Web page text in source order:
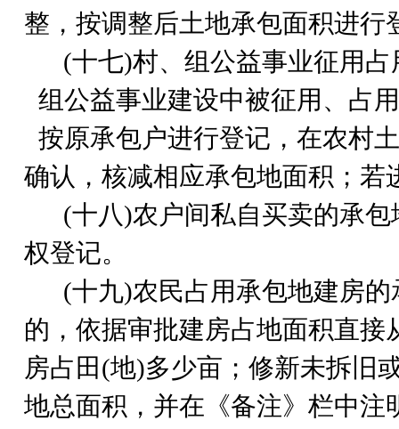
整，按调整后土地承包面积进行
(十七)村、组公益事业征用
组公益事业建设中被征用、占
按原承包户进行登记，在农村
确认，核减相应承包地面积；
(十八)农户间私自买卖的承
权登记。
(十九)农民占用承包地建房
的，依据审批建房占地面积直
房占田(地)多少亩；修新未拆旧
地总面积，并在《备注》栏中